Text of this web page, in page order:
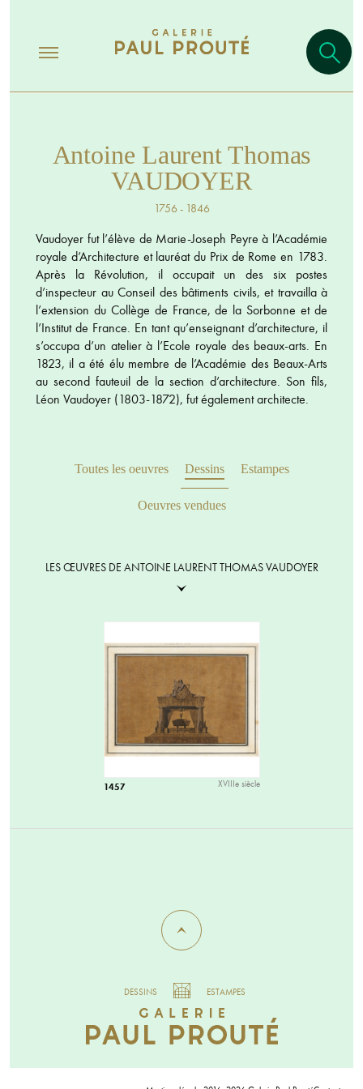
Antoine Laurent Thomas
VAUDOYER
1756 - 1846
Vaudoyer fut l’élève de Marie-Joseph Peyre à l’Académie
royale d’Architecture et lauréat du Prix de Rome en 1783.
Après la Révolution, il occupait un des six postes
d’inspecteur au Conseil des bâtiments civils, et travailla à
l’extension du Collège de France, de la Sorbonne et de
l’Institut de France. En tant qu’enseignant d’architecture, il
s’occupa d’un atelier à l’Ecole royale des beaux-arts. En
1823, il a été élu membre de l’Académie des Beaux-Arts
au second fauteuil de la section d’architecture. Son fils,
Léon Vaudoyer (1803-1872), fut également architecte.
Toutes les oeuvres Dessins Estampes
Oeuvres vendues
LES ŒUVRES DE ANTOINE LAURENT THOMAS VAUDOYER
1457 XVIIIe siècle
DESSINS ESTAMPES